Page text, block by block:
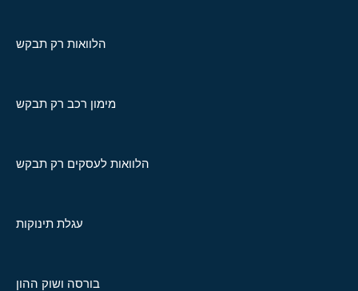
הלוואות רק תבקש
מימון רכב רק תבקש
הלוואות לעסקים רק תבקש
עגלת תינוקות
בורסה ושוק ההון